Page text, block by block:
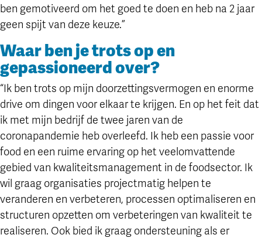
ben gemotiveerd om het goed te doen en heb na 2 jaar
geen spijt van deze keuze.”
Waar ben je trots op en
gepassioneerd over?
“Ik ben trots op mijn doorzettingsvermogen en enorme
drive om dingen voor elkaar te krijgen. En op het feit dat
ik met mijn bedrijf de twee jaren van de
coronapandemie heb overleefd. Ik heb een passie voor
food en een ruime ervaring op het veelomvattende
gebied van kwaliteitsmanagement in de foodsector. Ik
wil graag organisaties projectmatig helpen te
veranderen en verbeteren, processen optimaliseren en
structuren opzetten om verbeteringen van kwaliteit te
realiseren. Ook bied ik graag ondersteuning als er